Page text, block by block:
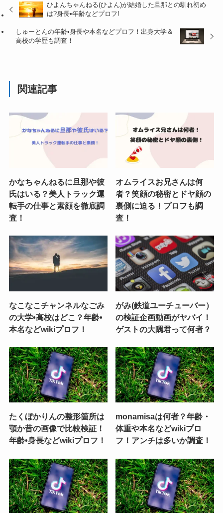
ひよんちゃんねる(ひよん)が結婚した旦那との馴れ初め
は?身長•年齢などプロフ!
しゅーとんの年齢•身長や本名などプロフ！出身大学＆
高校の学歴も調査！
関連記事
かなちゃんねるに旦那や彼
氏はいる？美人トラック運
転手の仕事と素顔を徹底調
査！
オムライスお兄さんは何
者？笑顔の秘密とドヤ顔の
裏側に迫る！プロフも調
査！
なこなこチャンネルなごみ
の大学•高校はどこ？年齢•
本名などwikiプロフ！
がみ(鉄道ユーチューバー）
の検証企画動画がヤバイ！
ゲストの大隅君って何者？
たくぼかりんの整形箇所は
顎か昔の画像で比較検証！
年齢•身長などwikiプロフ！
monamisaは何者？年齢・
体重や本名などwikiプロ
フ！アンチは多いか調査！